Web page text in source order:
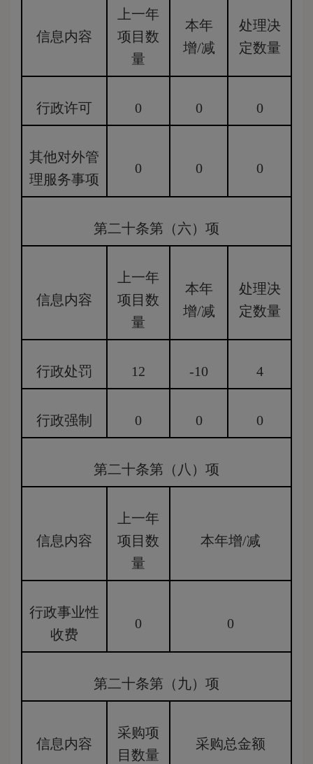
信息内容
上一年
项目数
量
本年
增/减
处理决
定数量
行政许可 0 0 0
其他对外管
理服务事项
0 0 0
第二十条第（六）项
信息内容
上一年
项目数
量
本年
增/减
处理决
定数量
行政处罚 12 -10 4
行政强制 0 0 0
第二十条第（八）项
信息内容
上一年
项目数
量
本年增/减
行政事业性
收费
0 0
第二十条第（九）项
信息内容
采购项
目数量
采购总金额